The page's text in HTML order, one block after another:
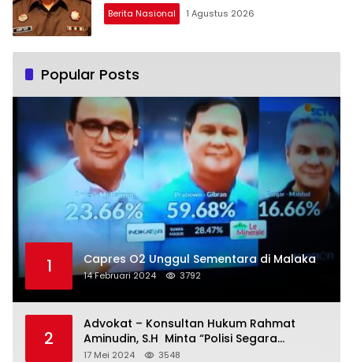
Berita Nasional 1 Agustus 2026
Popular Posts
1 Capres O2 Unggul Sementara di Malaka
14 Februari 2024 3792
2
Advokat – Konsultan Hukum Rahmat
Aminudin, S.H Minta “Polisi Segara
Tuntaskan Kasus Vina”
17 Mei 2024 3548